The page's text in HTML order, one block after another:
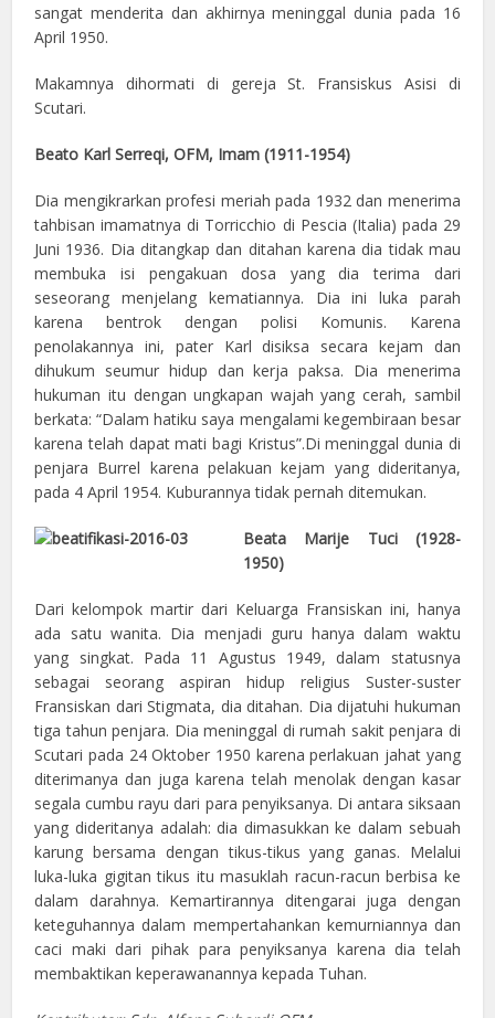
sangat menderita dan akhirnya meninggal dunia pada 16
April 1950.
Makamnya dihormati di gereja St. Fransiskus Asisi di
Scutari.
Beato Karl Serreqi, OFM, Imam (1911-1954)
Dia mengikrarkan profesi meriah pada 1932 dan menerima
tahbisan imamatnya di Torricchio di Pescia (Italia) pada 29
Juni 1936. Dia ditangkap dan ditahan karena dia tidak mau
membuka isi pengakuan dosa yang dia terima dari
seseorang menjelang kematiannya. Dia ini luka parah
karena bentrok dengan polisi Komunis. Karena
penolakannya ini, pater Karl disiksa secara kejam dan
dihukum seumur hidup dan kerja paksa. Dia menerima
hukuman itu dengan ungkapan wajah yang cerah, sambil
berkata: “Dalam hatiku saya mengalami kegembiraan besar
karena telah dapat mati bagi Kristus”.Di meninggal dunia di
penjara Burrel karena pelakuan kejam yang dideritanya,
pada 4 April 1954. Kuburannya tidak pernah ditemukan.
Beata Marije Tuci (1928-
1950)
Dari kelompok martir dari Keluarga Fransiskan ini, hanya
ada satu wanita. Dia menjadi guru hanya dalam waktu
yang singkat. Pada 11 Agustus 1949, dalam statusnya
sebagai seorang aspiran hidup religius Suster-suster
Fransiskan dari Stigmata, dia ditahan. Dia dijatuhi hukuman
tiga tahun penjara. Dia meninggal di rumah sakit penjara di
Scutari pada 24 Oktober 1950 karena perlakuan jahat yang
diterimanya dan juga karena telah menolak dengan kasar
segala cumbu rayu dari para penyiksanya. Di antara siksaan
yang dideritanya adalah: dia dimasukkan ke dalam sebuah
karung bersama dengan tikus-tikus yang ganas. Melalui
luka-luka gigitan tikus itu masuklah racun-racun berbisa ke
dalam darahnya. Kemartirannya ditengarai juga dengan
keteguhannya dalam mempertahankan kemurniannya dan
caci maki dari pihak para penyiksanya karena dia telah
membaktikan keperawanannya kepada Tuhan.